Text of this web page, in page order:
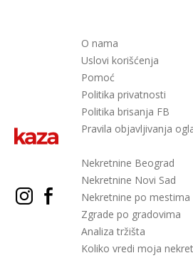
O nama
Uslovi korišćenja
Pomoć
Politika privatnosti
Politika brisanja FB
Pravila objavljivanja
Nekretnine Beograd
Nekretnine Novi Sad
Nekretnine po mestima
Zgrade po gradovima
Analiza tržišta
Koliko vredi moja